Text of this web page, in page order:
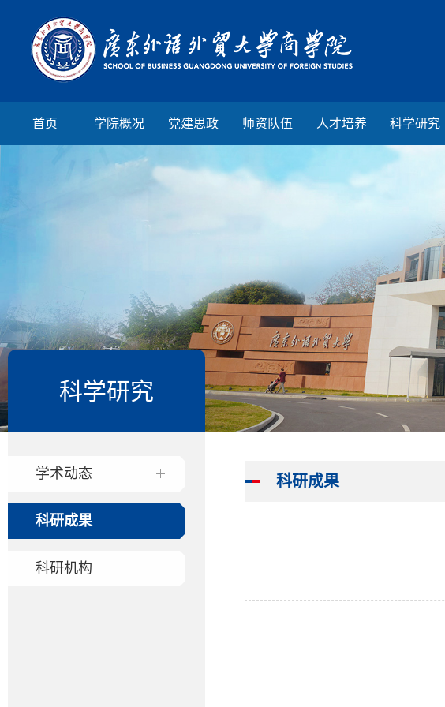
首页 学院概况 党建思政 师资队伍 人才培养 科学研究
科学研究
学术动态
科研成果
科研机构
科研成果